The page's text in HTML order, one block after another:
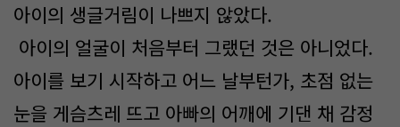
아이의 생글거림이 나쁘지 않았다.
아이의 얼굴이 처음부터 그랬던 것은 아니었다.
아이를 보기 시작하고 어느 날부턴가, 초점 없는
눈을 게슴츠레 뜨고 아빠의 어깨에 기댄 채 감정